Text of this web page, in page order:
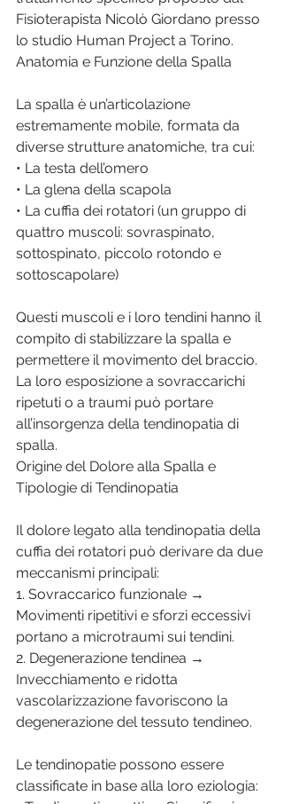
Fisioterapista Nicolò Giordano presso
lo studio Human Project a Torino.
Anatomia e Funzione della Spalla
La spalla è un’articolazione
estremamente mobile, formata da
diverse strutture anatomiche, tra cui:
• La testa dell’omero
• La glena della scapola
• La cuffia dei rotatori (un gruppo di
quattro muscoli: sovraspinato,
sottospinato, piccolo rotondo e
sottoscapolare)
Questi muscoli e i loro tendini hanno il
compito di stabilizzare la spalla e
permettere il movimento del braccio.
La loro esposizione a sovraccarichi
ripetuti o a traumi può portare
all’insorgenza della tendinopatia di
spalla.
Origine del Dolore alla Spalla e
Tipologie di Tendinopatia
Il dolore legato alla tendinopatia della
cuffia dei rotatori può derivare da due
meccanismi principali:
1. Sovraccarico funzionale →
Movimenti ripetitivi e sforzi eccessivi
portano a microtraumi sui tendini.
2. Degenerazione tendinea →
Invecchiamento e ridotta
vascolarizzazione favoriscono la
degenerazione del tessuto tendineo.
Le tendinopatie possono essere
classificate in base alla loro eziologia: